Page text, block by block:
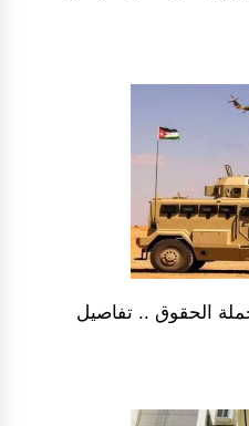
الحقوق .. تفاصيل